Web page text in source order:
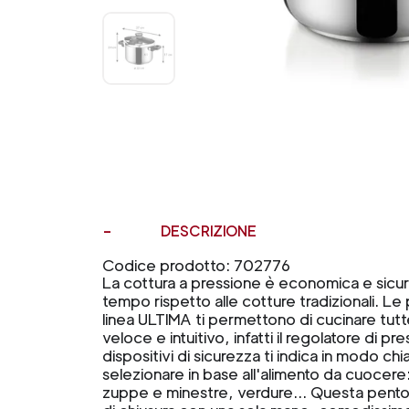
DESCRIZIONE
Codice prodotto: 702776
La cottura a pressione è economica e
tempo rispetto alle cotture tradizionali. Le
linea ULTIMA ti permettono di cucinare
veloce e intuitivo, infatti il regolatore di
dispositivi di sicurezza ti indica in modo
selezionare in base all'alimento da
zuppe e minestre, verdure… Questa